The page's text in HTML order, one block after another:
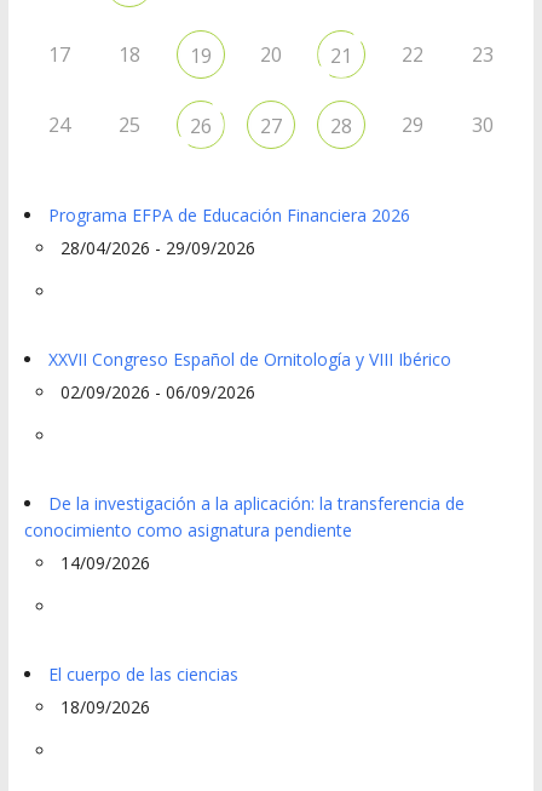
17 18 19 20 21 22 23
24 25 26 27 28 29 30
Programa EFPA de Educación Financiera 2026
28/04/2026 - 29/09/2026
XXVII Congreso Español de Ornitología y VIII Ibérico
02/09/2026 - 06/09/2026
De la investigación a la aplicación: la transferencia de
conocimiento como asignatura pendiente
14/09/2026
El cuerpo de las ciencias
18/09/2026